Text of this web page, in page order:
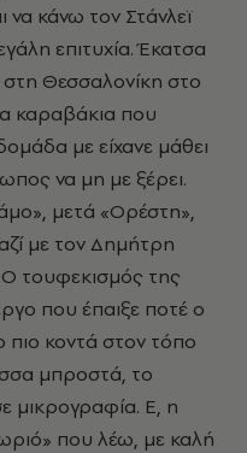
να κάνω τον Στάνλεϊ
επιτυχία. Έκατσα
στη Θεσσαλονίκη στο
καραβάκια που
µε είχανε µάθει
να µη µε ξέρει.
µετά «Ορέστη»,
µε τον Δηµήτρη
τουφεκισµός της
που έπαιξε ποτέ ο
πιο κοντά στον τόπο
µπροστά, το
µικρογραφία. Ε, η
που λέω, µε καλή